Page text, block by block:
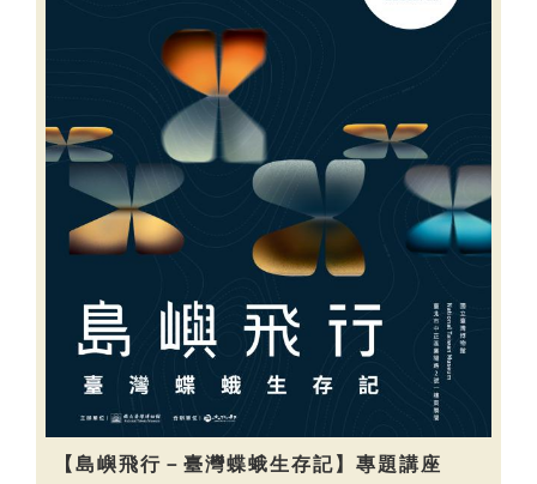
【島嶼飛行－臺灣蝶蛾生存記】專題講座